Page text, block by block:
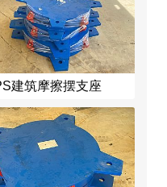
建筑摩擦摆支座